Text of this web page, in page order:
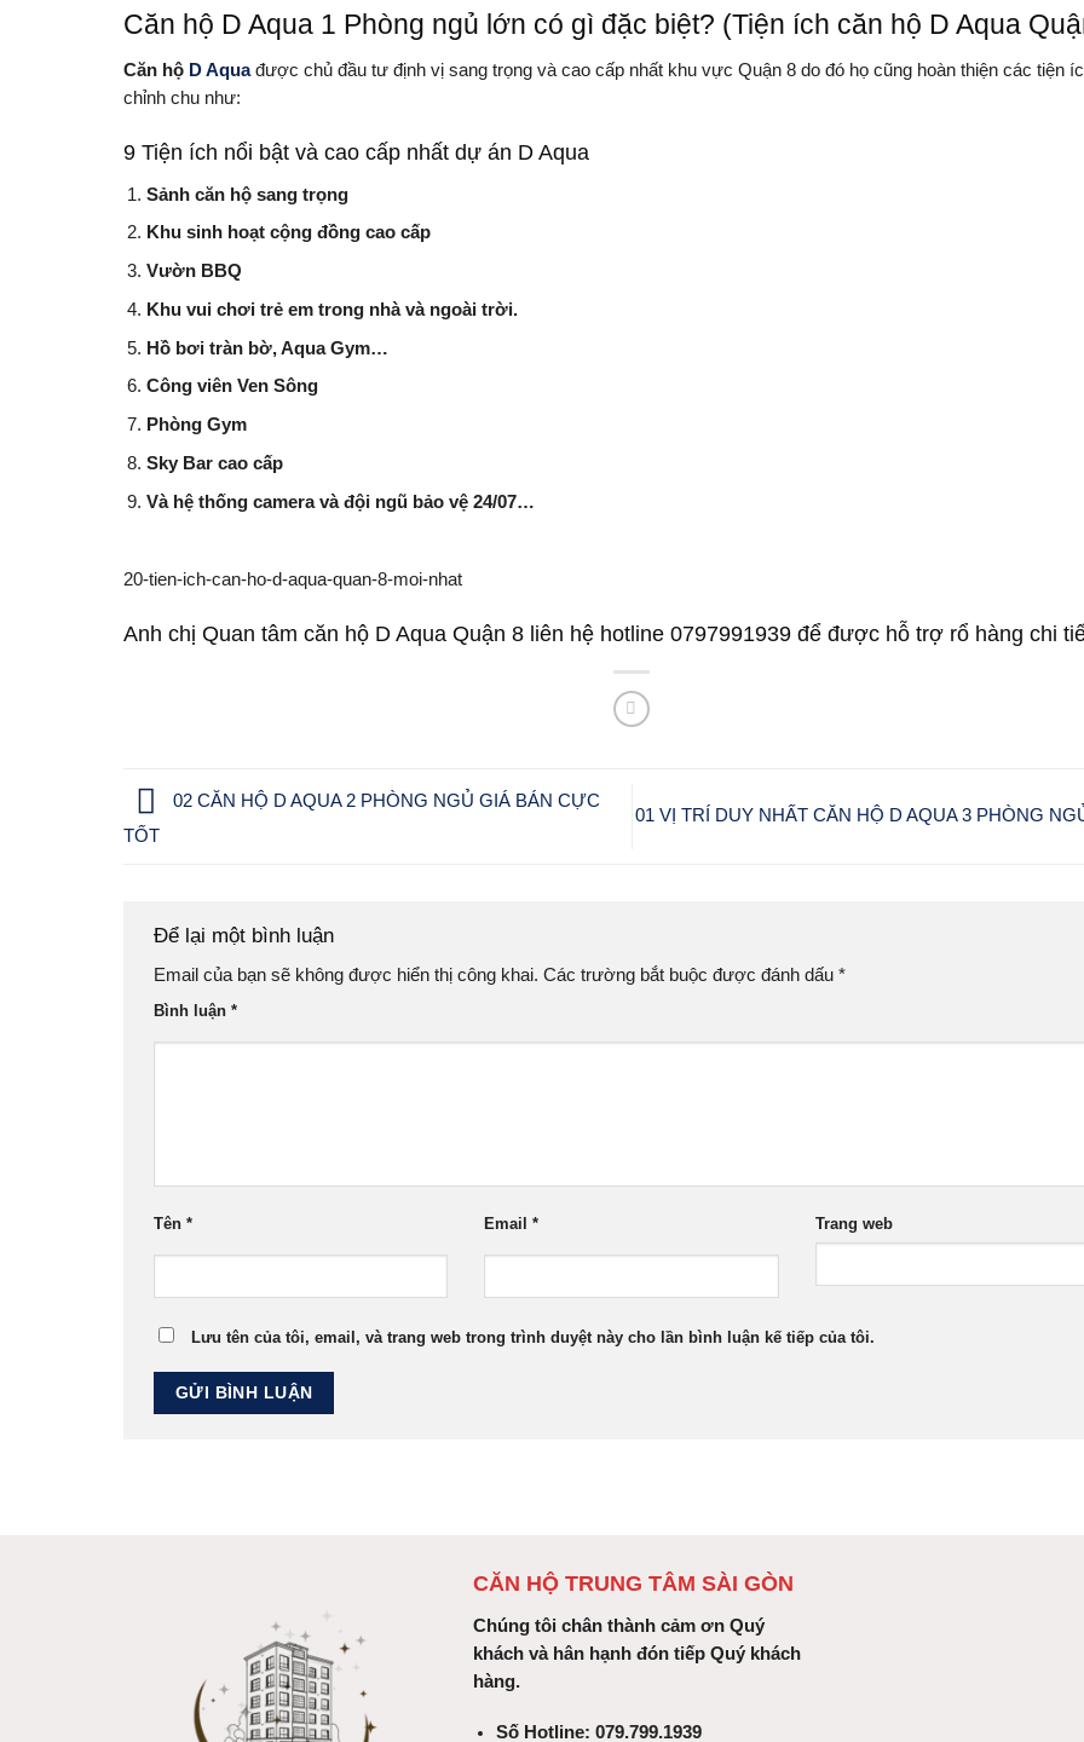
Căn hộ D Aqua 1 Phòng ngủ lớn có gì đặc biệt? (Tiện ích căn hộ D Aqua
Căn hộ D Aquađược chủ đầu tư định vị sang trọng và cao cấp nhất khu vực Quận 8 do đó họ cũng hoàn thiện các tiện
chỉnh chu như:
9 Tiện ích nổi bật và cao cấp nhất dự án D Aqua
Sảnh căn hộ sang trọng
Khu sinh hoạt cộng đồng cao cấp
Vườn BBQ
Khu vui chơi trẻ em trong nhà và ngoài trời.
Hồ bơi tràn bờ, Aqua Gym…
Công viên Ven Sông
Phòng Gym
Sky Bar cao cấp
Và hệ thống camera và đội ngũ bảo vệ 24/07…
20-tien-ich-can-ho-d-aqua-quan-8-moi-nhat
Anh chị Quan tâm căn hộ D Aqua Quận 8 liên hệ hotline 0797991939 để được hỗ trợ rổ hàng chi
02 CĂN HỘ D AQUA 2 PHÒNG NGỦ GIÁ BÁN CỰC
TỐT
01 VỊ TRÍ DUY NHẤT CĂN HỘ D AQUA 3 PHÒNG
Để lại một bình luận
Email của bạn sẽ không được hiển thị công khai. Các trường bắt buộc được đánh dấu *
Bình luận *
Tên * Email* Trang web
Lưu tên của tôi, email, và trang web trong trình duyệt này cho lần bình luận kế tiếp của tôi.
CĂN HỘ TRUNG TÂM SÀI GÒN
Chúng tôi chân thành cảm ơn Quý
khách và hân hạnh đón tiếp Quý khách
hàng.
Số Hotline: 079.799.1939